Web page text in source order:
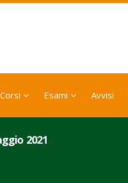
Corsi Esami Avvisi
2021